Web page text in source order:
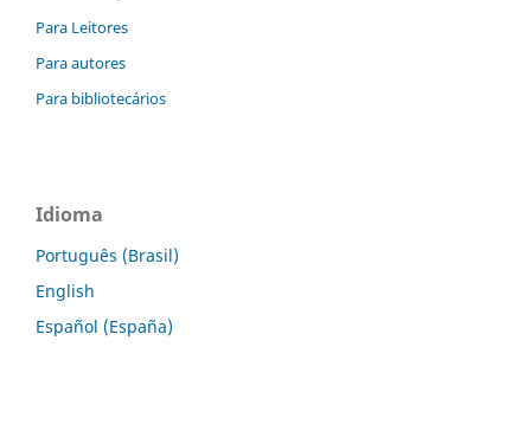
Para Leitores
Para autores
Para bibliotecários
Idioma
Português (Brasil)
English
Español (España)